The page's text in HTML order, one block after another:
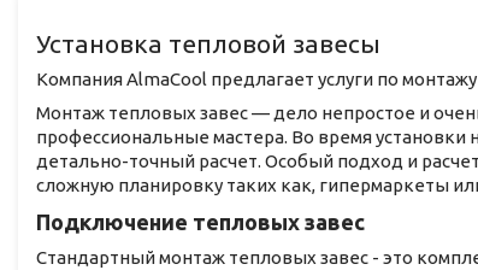
Установка тепловой завесы
Компания AlmaCool предлагает услуги по
Монтаж тепловых завес — дело непростое и
профессиональные мастера. Во время
детально-точный расчет. Особый подход и
сложную планировку таких как, гипермаркеты
Подключение тепловых завес
Стандартный монтаж тепловых завес - это